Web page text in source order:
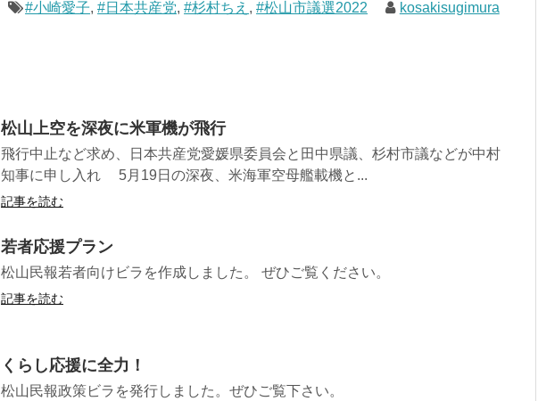
#小崎愛子,#日本共産党,#杉村ちえ ,#松山市議選2022 kosakisugimura
松山上空を深夜に米軍機が飛行
飛行中止など求め、日本共産党愛媛県委員会と田中県議、杉村市議などが中村
知事に申し入れ 5月19日の深夜、米海軍空母艦載機と...
記事を読む
若者応援プラン
松山民報若者向けビラを作成しました。 ぜひご覧ください。
記事を読む
くらし応援に全力！
松山民報政策ビラを発行しました。ぜひご覧下さい。